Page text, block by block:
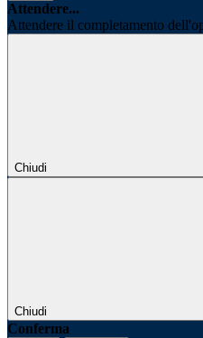
Attendere...
Attendere il completamento
Chiudi
Chiudi
Conferma